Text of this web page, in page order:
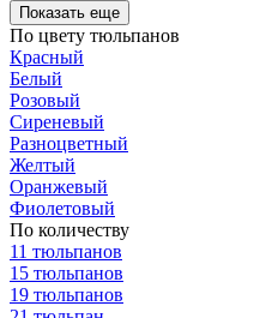
Показать еще
По цвету тюльпанов
Красный
Белый
Розовый
Сиреневый
Разноцветный
Желтый
Оранжевый
Фиолетовый
По количеству
11 тюльпанов
15 тюльпанов
19 тюльпанов